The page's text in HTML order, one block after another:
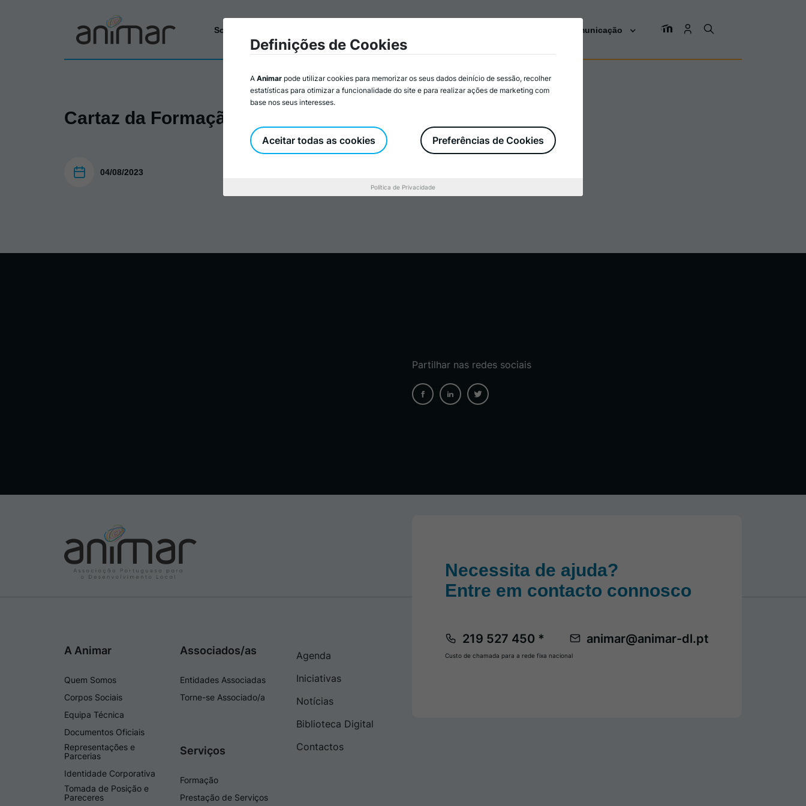
Sobre a Animar Comunicação
Cartaz da Formação GEES
04/08/2023
Partilhar nas redes sociais
A Animar
Quem Somos
Corpos Sociais
Equipa Técnica
Documentos Oficiais
Representações e
Parcerias
Identidade Corporativa
Tomada de Posição e
Pareceres
Associados/as
Entidades Associadas
Torne-se Associado/a
Serviços
Formação
Prestação de Serviços
Agenda
Iniciativas
Notícias
Biblioteca Digital
Contactos
Necessita de ajuda?
Entre em contacto connosco
219 527 450 * animar@animar-dl.pt
Custo de chamada para a rede fixa nacional
Definições de Cookies
A Animar pode utilizar cookies para memorizar os seus dados deinício de sessão, recolher
estatísticas para otimizar a funcionalidade do site e para realizar ações de marketing com
base nos seus interesses.
Preferências de Cookies
Aceitar todas as cookies
Política de Privacidade